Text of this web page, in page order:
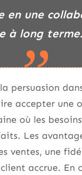
en une
à long terme.
persuasion
accepter une
où les
Les
ventes, une
accrue. En